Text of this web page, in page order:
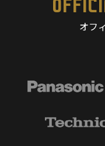
オフ